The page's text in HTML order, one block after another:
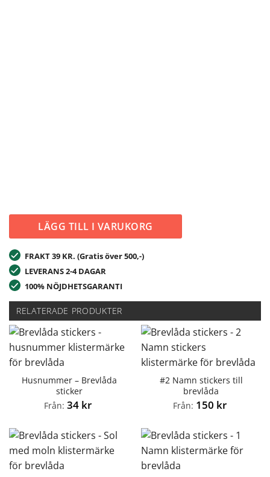
LÄGG TILL I VARUKORG
FRAKT 39 KR. (Gratis över 500,-)
LEVERANS 2-4 DAGAR
100% NÖJDHETSGARANTI
RELATERADE PRODUKTER
Husnummer – Brevlåda
sticker
Från: 34 kr
#2 Namn stickers till
brevlåda
Från: 150 kr